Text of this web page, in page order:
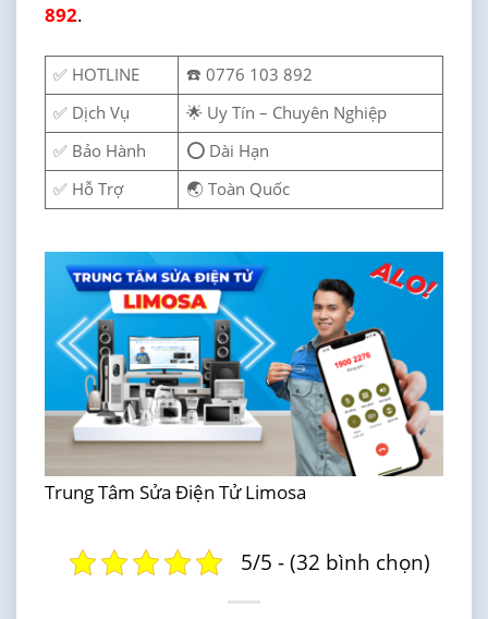
892.
✅ HOTLINE
☎️ 0776 103 892
✅ Dịch Vụ
🌟 Uy Tín – Chuyên Nghiệp
✅ Bảo Hành
⭕ Dài Hạn
✅ Hỗ Trợ
🌏 Toàn Quốc
Trung Tâm Sửa Điện Tử Limosa
5/5 - (32 bình chọn)